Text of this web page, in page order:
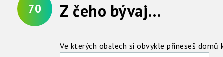
70 Z čeho bývají obaly ?
Ve kterých obalech si obvykle přineseš domů